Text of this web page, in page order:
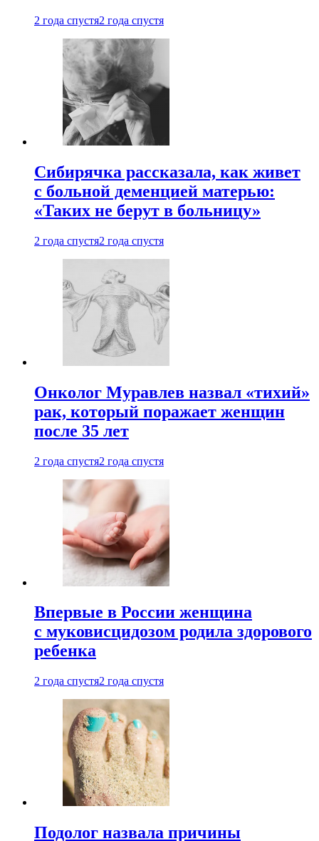
2 года спустя2 года спустя
Сибирячка рассказала, как живет
с больной деменцией матерью:
«Таких не берут в больницу»
2 года спустя2 года спустя
Онколог Муравлев назвал «тихий»
рак, который поражает женщин
после 35 лет
2 года спустя2 года спустя
Впервые в России женщина
с муковисцидозом родила здорового
ребенка
2 года спустя2 года спустя
Подолог назвала причины